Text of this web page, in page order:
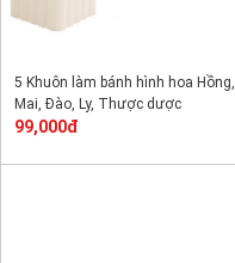
5 Khuôn làm bánh hình hoa Hồng,
Mai, Đào, Ly, Thược dược
99,000đ